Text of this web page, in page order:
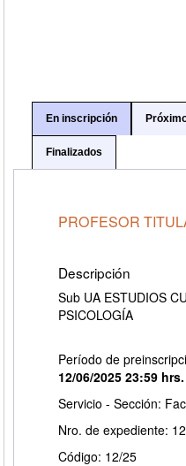
En inscripción
Finalizados
PROFESOR
Descripción
Sub UA ESTUDIOS
PSICOLOGÍA
Período de
12/06/2025 23:59 hrs.
Servicio - Sección:
Nro. de expediente:
Código: 12/25